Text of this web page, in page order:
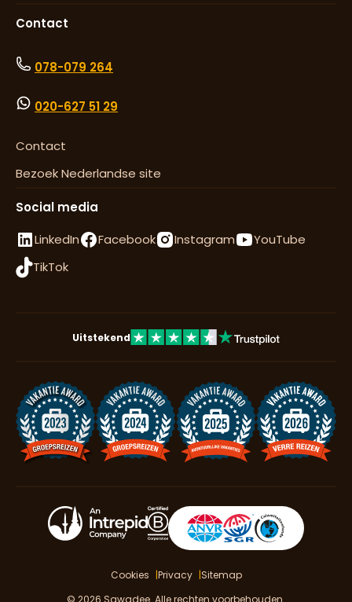
Contact
078-079 264
020-627 51 29
Contact
Bezoek Nederlandse site
Social media
LinkedIn
Facebook Instagram
YouTube
TikTok
Uitstekend
Cookies Privacy
Sitemap
© 2026 Sawadee. Alle rechten voorbehouden.